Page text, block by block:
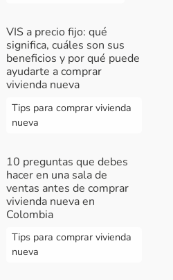
VIS a precio fijo: qué
significa, cuáles son sus
beneficios y por qué puede
ayudarte a comprar
vivienda nueva
Tips para comprar vivienda
nueva
10 preguntas que debes
hacer en una sala de
ventas antes de comprar
vivienda nueva en
Colombia
Tips para comprar vivienda
nueva